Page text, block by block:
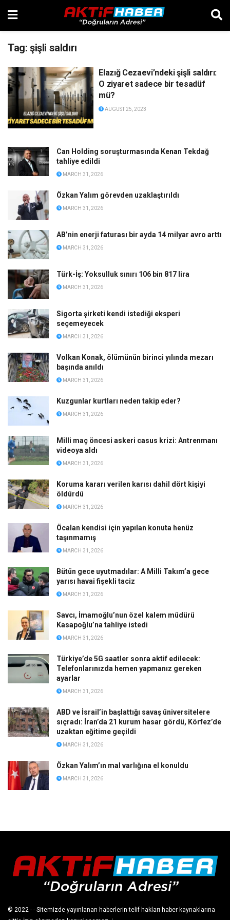
Tag: şişli saldırı
Elazığ Cezaevi’ndeki şişli saldırı:
O ziyaret sadece bir tesadüf
mü?
AUGUST 25, 2023
Can Holding soruşturmasında Kenan Tekdağ
tahliye edildi
MARCH 31, 2026
Özkan Yalım görevden uzaklaştırıldı
MARCH 31, 2026
AB’nin enerji faturası bir ayda 14 milyar avro arttı
MARCH 31, 2026
Türk-İş: Yoksulluk sınırı 106 bin 817 lira
MARCH 31, 2026
Sigorta şirketi kendi istediği eksperi
seçemeyecek
MARCH 31, 2026
Volkan Konak, ölümünün birinci yılında mezarı
başında anıldı
MARCH 31, 2026
Kuzgunlar kurtları neden takip eder?
MARCH 31, 2026
Milli maç öncesi askeri casus krizi: Antrenmanı
videoya aldı
MARCH 31, 2026
Koruma kararı verilen karısı dahil dört kişiyi
öldürdü
MARCH 31, 2026
Öcalan kendisi için yapılan konuta henüz
taşınmamış
MARCH 31, 2026
Bütün gece uyutmadılar: A Milli Takım’a gece
yarısı havai fişekli taciz
MARCH 31, 2026
Savcı, İmamoğlu’nun özel kalem müdürü
Kasapoğlu’na tahliye istedi
MARCH 31, 2026
Türkiye’de 5G saatler sonra aktif edilecek:
Telefonlarınızda hemen yapmanız gereken
ayarlar
MARCH 31, 2026
ABD ve İsrail’in başlattığı savaş üniversitelere
sıçradı: İran’da 21 kurum hasar gördü, Körfez’de
uzaktan eğitime geçildi
MARCH 31, 2026
Özkan Yalım’ın mal varlığına el konuldu
MARCH 31, 2026
© 2022 - - Sitemizde yayınlanan haberlerin telif hakları haber kaynaklarına